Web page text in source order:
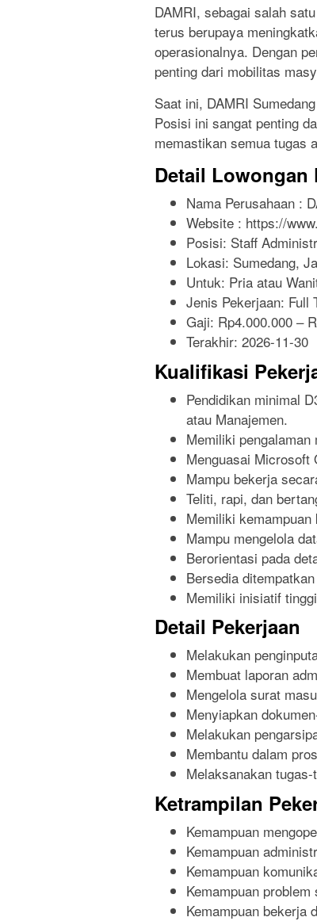
DAMRI, sebagai salah
terus berupaya
operasionalnya. Dengan
penting dari mobilitas
Saat ini, DAMRI
Posisi ini sangat penting
memastikan semua tugas
Detail Lowongan
Nama Perusahaan :
Website : https://
Posisi: Staff
Lokasi: Sumedang,
Untuk: Pria atau
Jenis Pekerjaan: Full
Gaji: Rp4.000.000 –
Terakhir: 2026-11-30
Kualifikasi
Pendidikan minimal
atau Manajemen.
Memiliki
Menguasai Microsoft
Mampu bekerja
Teliti, rapi, dan
Memiliki
Mampu mengelola
Berorientasi pada
Bersedia
Memiliki inisiatif
Detail Pekerjaan
Melakukan
Membuat laporan
Mengelola surat
Menyiapkan
Melakukan
Membantu dalam
Melaksanakan
Ketrampilan
Kemampuan
Kemampuan
Kemampuan
Kemampuan problem
Kemampuan bekerja